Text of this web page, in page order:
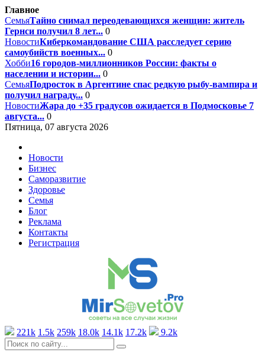
Главное
СемьяТайно снимал переодевающихся женщин: житель
Гернси получил 8 лет... 0
НовостиКиберкомандование США расследует серию
самоубийств военных... 0
Хобби16 городов-миллионников России: факты о
населении и истории... 0
СемьяПодросток в Аргентине спас редкую рыбу-вампира и
получил награду... 0
НовостиЖара до +35 градусов ожидается в Подмосковье 7
августа... 0
Пятница, 07 августа 2026
Новости
Бизнес
Саморазвитие
Здоровье
Семья
Блог
Реклама
Контакты
Регистрация
221k 1.5k 259k 18.0k 14.1k 17.2k 9.2k